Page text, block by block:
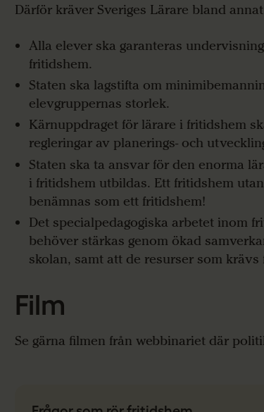
Därför kräver Sveriges Lärare bland
Alla elever ska garanteras
fritidshem.
Staten ska lagstifta om
elevgruppernas storlek.
Kärnuppdraget för lärare i fritidshem
regleringar av planerings- och
Staten ska ta ansvar för den enorma
i fritidshem utbildas. Ett fritidshem
benämnas som ett fritidshem!
Det specialpedagogiska arbetet inom
behöver stärkas genom ökad
skolan, samt att de resurser som
Film
Se gärna filmen från webbinariet där